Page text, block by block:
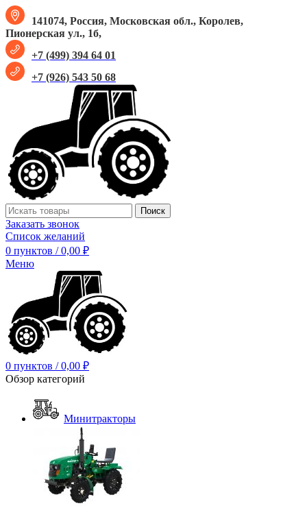
141074, Россия, Московская обл., Королев,
Пионерская ул., 1б,
+7 (499) 394 64 01
+7 (926) 543 50 68
Поиск
Заказать звонок
Список желаний
0 пунктов / 0,00 ₽
Меню
0 пунктов / 0,00 ₽
Обзор категорий
Минитракторы